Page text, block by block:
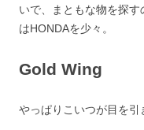
いで、まともな物を探
はHONDAを少々。
Gold Wing
やっぱりこいつが目を引